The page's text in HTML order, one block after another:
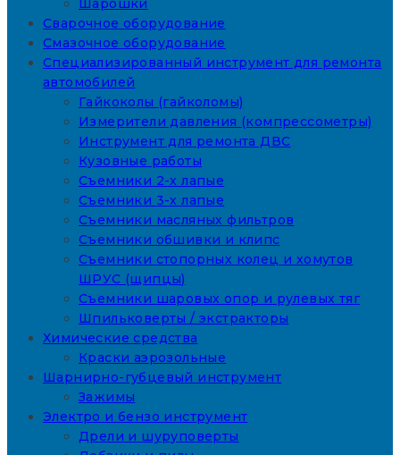
Шарошки
Сварочное оборудование
Смазочное оборудование
Специализированный инструмент для ремонта
автомобилей
Гайкоколы (гайколомы)
Измерители давления (компрессометры)
Инструмент для ремонта ДВС
Кузовные работы
Съемники 2-х лапые
Съемники 3-х лапые
Съемники масляных фильтров
Съемники обшивки и клипс
Съемники стопорных колец и хомутов
ШРУС (щипцы)
Съемники шаровых опор и рулевых тяг
Шпильковерты / экстракторы
Химические средства
Краски аэрозольные
Шарнирно-губцевый инструмент
Зажимы
Электро и бензо инструмент
Дрели и шуруповерты